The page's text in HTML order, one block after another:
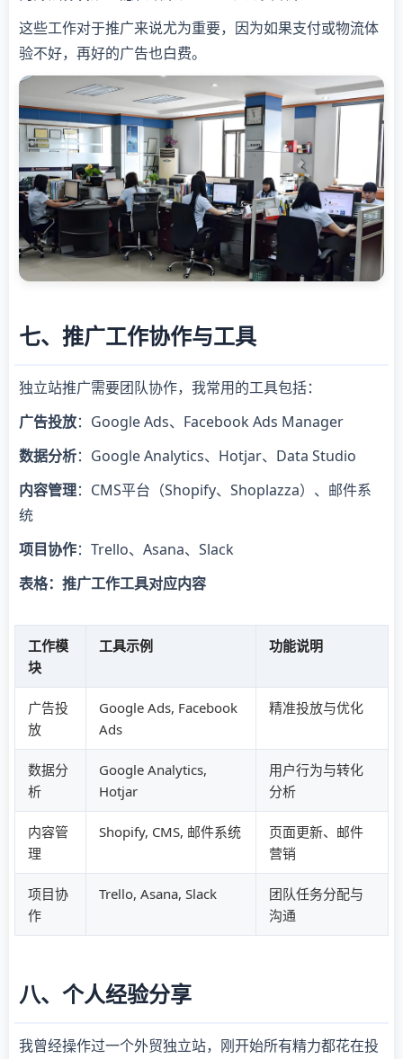
这些工作对于推广来说尤为重要，因为如果支付或物流体
验不好，再好的广告也白费。
七、推广工作协作与工具
独立站推广需要团队协作，我常用的工具包括：
广告投放：Google Ads、Facebook Ads Manager
数据分析：Google Analytics、Hotjar、Data Studio
内容管理：CMS平台（Shopify、Shoplazza）、邮件系
统
项目协作：Trello、Asana、Slack
表格：推广工作工具对应内容
工作模
块
工具示例 功能说明
广告投
放
Google Ads, Facebook
Ads
精准投放与优化
数据分
析
Google Analytics,
Hotjar
用户行为与转化
分析
内容管
理
Shopify, CMS, 邮件系统
页面更新、邮件
营销
项目协
作
Trello, Asana, Slack
团队任务分配与
沟通
八、个人经验分享
我曾经操作过一个外贸独立站，刚开始所有精力都花在投